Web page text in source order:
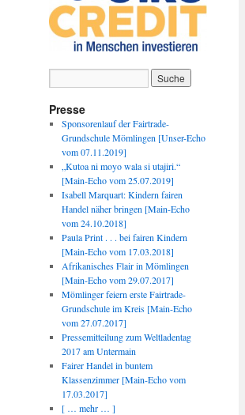
Presse
Sponsorenlauf der Fairtrade-
Grundschule Mömlingen [Unser-Echo
vom 07.11.2019]
„Kutoa ni moyo wala si utajiri.“
[Main-Echo vom 25.07.2019]
Isabell Marquart: Kindern fairen
Handel näher bringen [Main-Echo
vom 24.10.2018]
Paula Print . . . bei fairen Kindern
[Main-Echo vom 17.03.2018]
Afrikanisches Flair in Mömlingen
[Main-Echo vom 29.07.2017]
Mömlinger feiern erste Fairtrade-
Grundschule im Kreis [Main-Echo
vom 27.07.2017]
Pressemitteilung zum Weltladentag
2017 am Untermain
Fairer Handel in buntem
Klassenzimmer [Main-Echo vom
17.03.2017]
[ … mehr … ]